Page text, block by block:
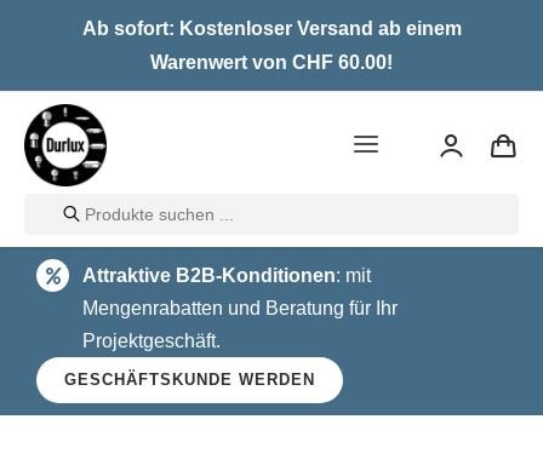
Ab sofort: Kostenloser Versand ab einem
Warenwert von CHF 60.00!
Toggle
Home
LED
Halogen
Glühlampen
Products
search
Attraktive B2B-Konditionen: mit
Mengenrabatten und Beratung für Ihr
Projektgeschäft.
GESCHÄFTSKUNDE WERDEN